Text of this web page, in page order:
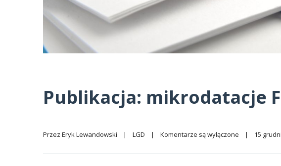
Publikacja: mikrodatacje
Przez Eryk Lewandowski | LGD | Komentarze są wyłączone | 15